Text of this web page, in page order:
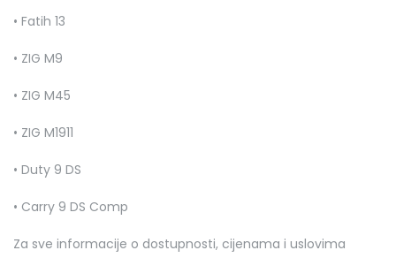
• Fatih 13
• ZIG M9
• ZIG M45
• ZIG M1911
• Duty 9 DS
• Carry 9 DS Comp
Za sve informacije o dostupnosti, cijenama i uslovima